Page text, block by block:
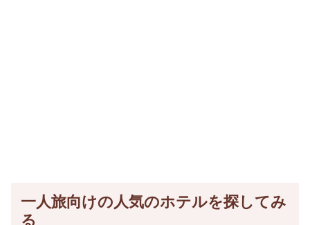
一人旅向けの人気のホテルを探してみ
る